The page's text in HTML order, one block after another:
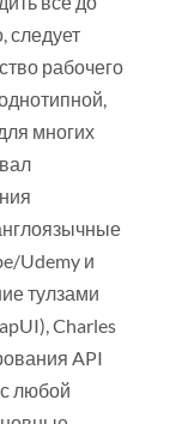
следует
рабочего
многих
Udemy и
тулзами
Charles
API
любой